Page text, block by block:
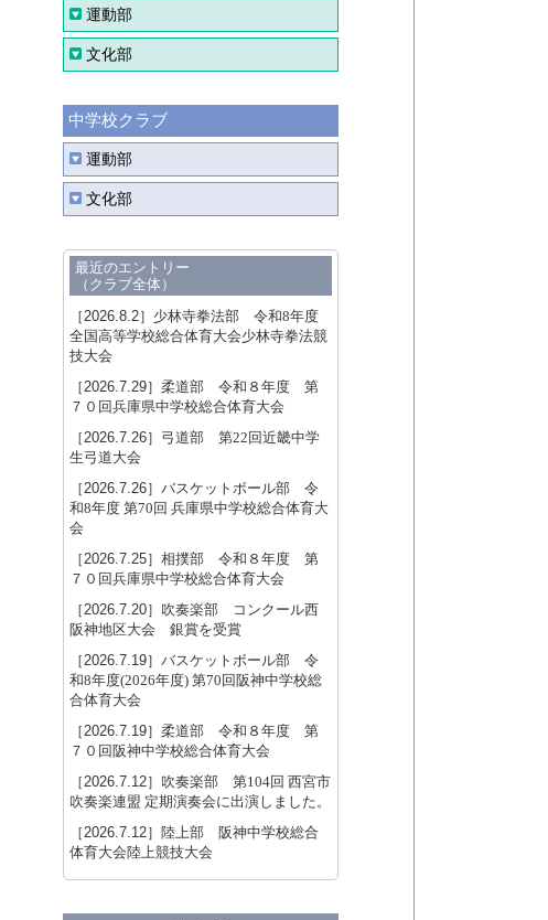
運動部
文化部
中学校クラブ
運動部
文化部
最近のエントリー
（クラブ全体）
［2026.8.2］ 少林寺拳法部 令和8年度
全国高等学校総合体育大会少林寺拳法競
技大会
［2026.7.29］ 柔道部 令和８年度 第
７０回兵庫県中学校総合体育大会
［2026.7.26］ 弓道部 第22回近畿中学
生弓道大会
［2026.7.26］ バスケットボール部 令
和8年度 第70回 兵庫県中学校総合体育大
会
［2026.7.25］ 相撲部 令和８年度 第
７０回兵庫県中学校総合体育大会
［2026.7.20］ 吹奏楽部 コンクール西
阪神地区大会 銀賞を受賞
［2026.7.19］ バスケットボール部 令
和8年度(2026年度) 第70回阪神中学校総
合体育大会
［2026.7.19］ 柔道部 令和８年度 第
７０回阪神中学校総合体育大会
［2026.7.12］ 吹奏楽部 第104回 西宮市
吹奏楽連盟 定期演奏会に出演しました。
［2026.7.12］ 陸上部 阪神中学校総合
体育大会陸上競技大会